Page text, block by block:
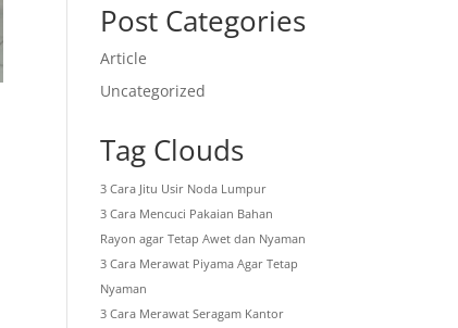
Post Categories
Article
Uncategorized
Tag Clouds
3 Cara Jitu Usir Noda Lumpur
3 Cara Mencuci Pakaian Bahan
Rayon agar Tetap Awet dan Nyaman
3 Cara Merawat Piyama Agar Tetap
Nyaman
3 Cara Merawat Seragam Kantor